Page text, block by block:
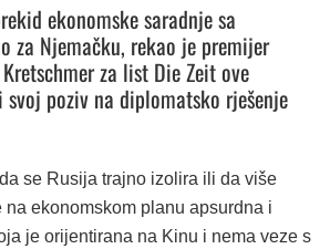
ekonomske saradnje sa
za Njemačku, rekao je premijer
za list Die Zeit ove
svoj poziv na diplomatsko rješenje
se Rusija trajno izolira ili da više
na ekonomskom planu apsurdna i
je orijentirana na Kinu i nema veze s